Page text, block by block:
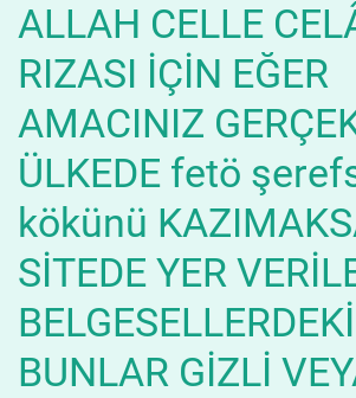
ALLAH CELLE
RIZASI İÇİN EĞER
AMACINIZ
ÜLKEDE fetö
kökünü
SİTEDE YER
BUNLAR GİZLİ